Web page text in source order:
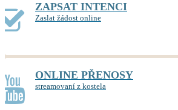
ZAPSAT INTENCI
Zaslat žádost online
ONLINE PŘENOSY
streamovaní z kostela